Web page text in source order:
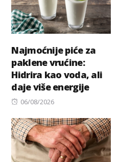
Najmoćnije piće za
paklene vrućine:
Hidrira kao voda, ali
daje više energije
Posted
06/08/2026